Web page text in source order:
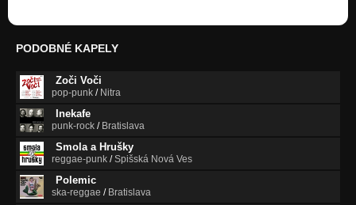
PODOBNÉ KAPELY
Zoči Voči
pop-punk / Nitra
Inekafe
punk-rock / Bratislava
Smola a Hrušky
reggae-punk /Spišská Nová Ves
Polemic
ska-reggae / Bratislava